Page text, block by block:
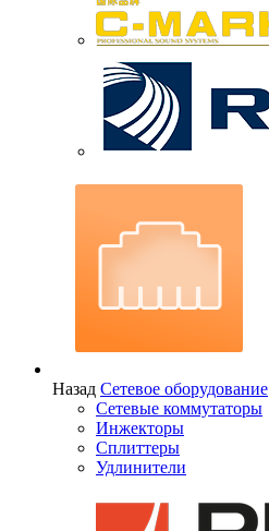
Назад Сетевое оборудование
Сетевые коммутаторы
Инжекторы
Сплиттеры
Удлинители